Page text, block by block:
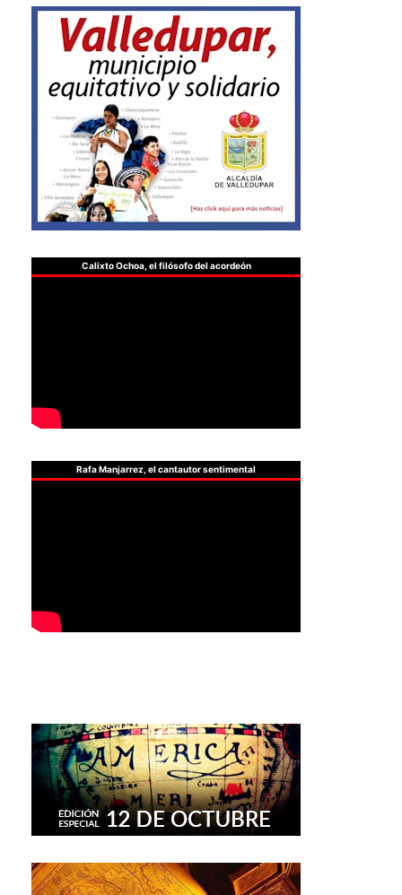
Calixto Ochoa, el filósofo del acordeón
Rafa Manjarrez, el cantautor sentimental